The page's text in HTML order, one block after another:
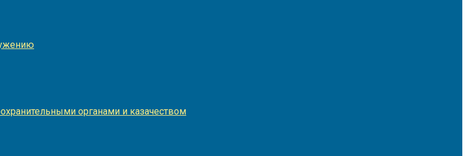
органами и казачеством